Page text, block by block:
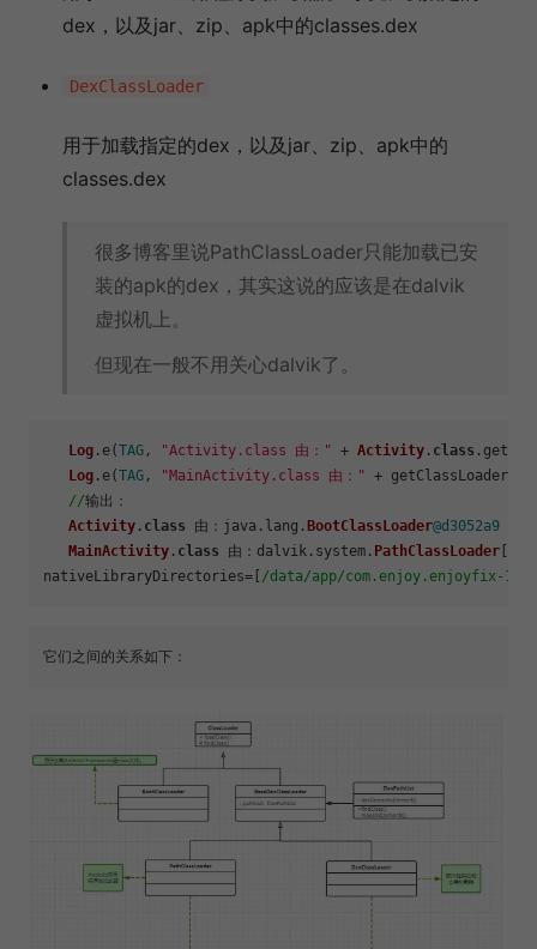
dex，以及jar、zip、apk中的classes.dex
DexClassLoader
用于加载指定的dex，以及jar、zip、apk中的
classes.dex
很多博客里说PathClassLoader只能加载已安
装的apk的dex，其实这说的应该是在dalvik
虚拟机上。
但现在一般不用关心dalvik了。
Log .e(TAG , "Activity.class 由：" + Activity . class
Log .e(TAG , "MainActivity.class 由："
+ getClassLoader()
//输出：
Activity . class 由：java.lang. BootClassLoader@d3052a9
MainActivity . class 由：dalvik.system. PathClassLoader
nativeLibraryDirectories=[ /data/app/com.enjoy.enjoyfix-1/